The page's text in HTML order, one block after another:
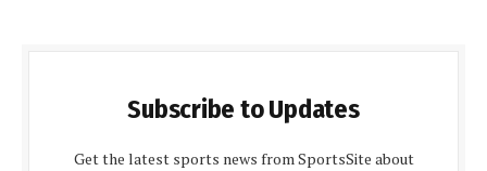
Subscribe to Updates
Get the latest sports news from SportsSite about